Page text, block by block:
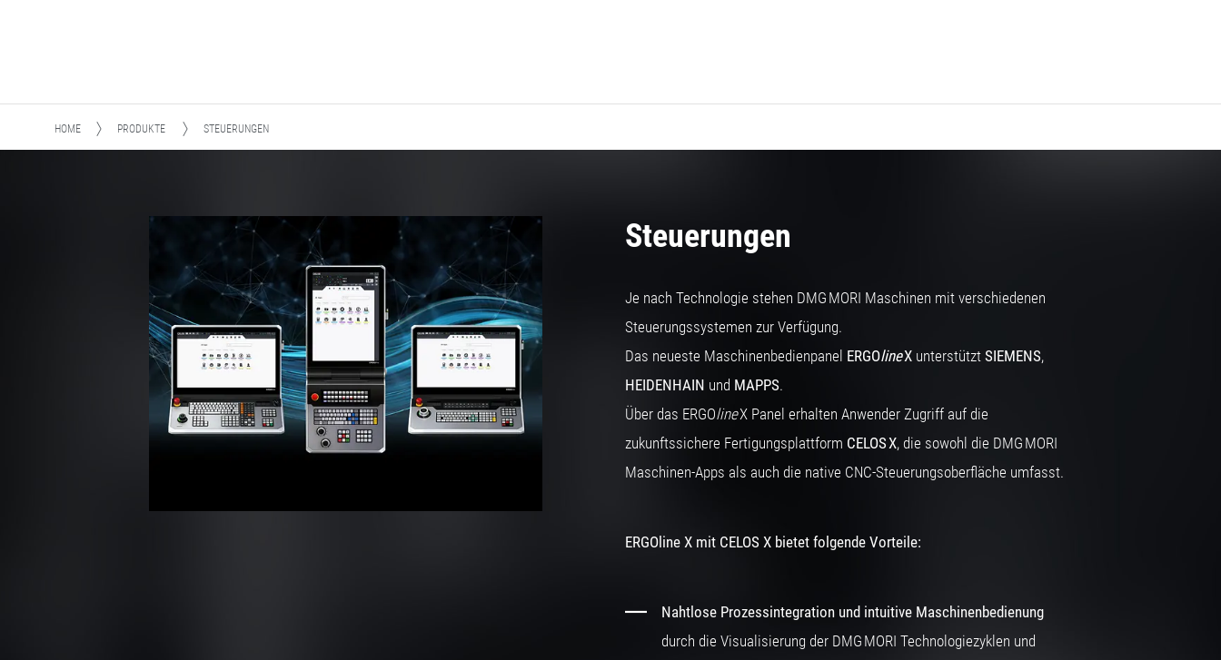
HOME PRODUKTE STEUERUNGEN
Steuerungen
Je nach Technologie stehen DMG MORI Maschinen mit verschiedenen
Steuerungssystemen zur Verfügung.
Das neueste Maschinenbedienpanel ERGOlineXunterstützt SIEMENS,
HEIDENHAIN und MAPPS.
Über das ERGOlineX Panel erhalten Anwender Zugriff auf die
zukunftssichere Fertigungsplattform CELOS X, die sowohl die DMG MORI
Maschinen‑Apps als auch die native CNC‑Steuerungsoberfläche umfasst.
ERGOline X mit CELOS X bietet folgende Vorteile:
Nahtlose Prozessintegration und intuitive Maschinenbedienung
durch die Visualisierung der DMG MORI Technologiezyklen und